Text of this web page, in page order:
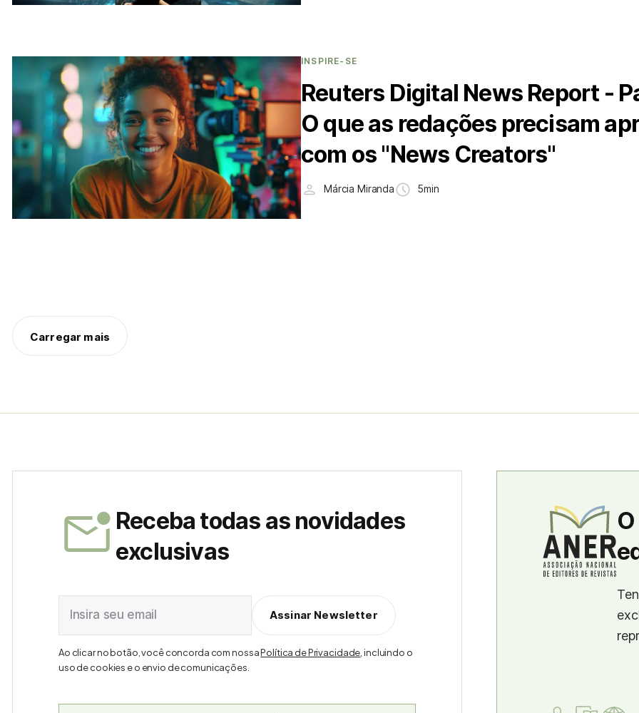
INSPIRE-SE
Reuters Digital News Report -
O que as redações precisam
com os "News Creators"
Márcia Miranda 5min
Carregar mais
Receba todas as novidades
exclusivas
Insira seu email Assinar Newsletter
Ao clicar no botão, você concorda com nossaPolítica de Privacidade , incluindo o
uso de cookies e o envio de comunicações.